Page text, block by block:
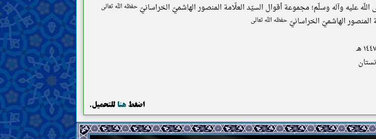
عليه وآله وسلّم؛ مجموعة أقوال السيّد العلّامة المنصور الهاشميّ الخراسانيّ حفظه اللّه تعالى
المنصور الهاشميّ الخراسانيّ حفظه اللّه تعالى
اضغطهناللتحميل.